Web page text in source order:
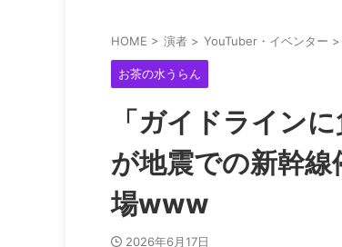
HOME > 演者 > YouTuber・イベンター >
お茶の水うらん
「ガイドライン
が地震での新幹
場www
2026年6月17日